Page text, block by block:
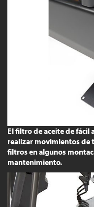
El filtro de aceite de fácil
realizar movimientos de
filtros en algunos
mantenimiento.